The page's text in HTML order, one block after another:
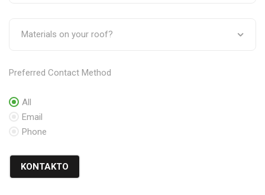
Preferred Contact Method
All
Email
Phone
KONTAKTO